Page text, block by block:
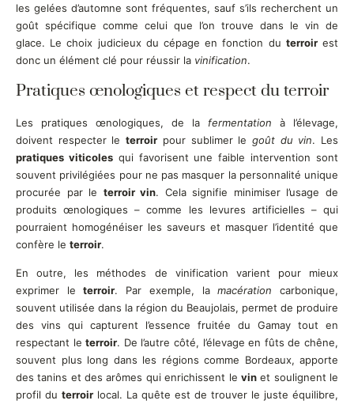
les gelées d’automne sont fréquentes, sauf s’ils recherchent un
goût spécifique comme celui que l’on trouve dans le vin de
glace. Le choix judicieux du cépage en fonction du terroirest
donc un élément clé pour réussir la vinification.
Pratiques œnologiques et respect du terroir
Les pratiques œnologiques, de la fermentation à l’élevage,
doivent respecter leterroir pour sublimer le goût du vin. Les
pratiques viticolesqui favorisent une faible intervention sont
souvent privilégiées pour ne pas masquer la personnalité unique
procurée par le terroir vin. Cela signifie minimiser l’usage de
produits œnologiques – comme les levures artificielles – qui
pourraient homogénéiser les saveurs et masquer l’identité que
confère le terroir.
En outre, les méthodes de vinification varient pour mieux
exprimer leterroir. Par exemple, lamacération carbonique,
souvent utilisée dans la région du Beaujolais, permet de produire
des vins qui capturent l’essence fruitée du Gamay tout en
respectant leterroir. De l’autre côté, l’élevage en fûts de chêne,
souvent plus long dans les régions comme Bordeaux, apporte
des tanins et des arômes qui enrichissent le vinet soulignent le
profil du terroir local. La quête est de trouver le juste équilibre,